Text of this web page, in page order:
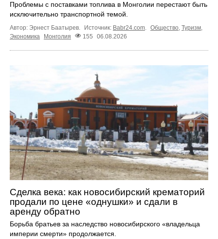
Проблемы с поставками топлива в Монголии перестают быть
исключительно транспортной темой.
Автор: Эрнест Баатырев. Источник: Babr24.com. Общество, Туризм,
Экономика
Монголия 155 06.08.2026
Сделка века: как новосибирский крематорий
продали по цене «однушки» и сдали в
аренду обратно
Борьба братьев за наследство новосибирского «владельца
империи смерти» продолжается.